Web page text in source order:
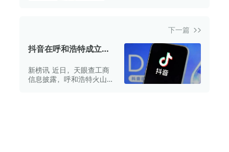
下一篇
抖音在呼和浩特成立火
100万
新榜讯 近日，天眼查工商
信息披露，呼和浩特火山引